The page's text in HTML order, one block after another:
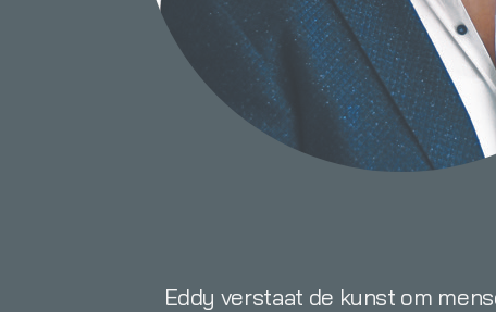
Eddy verstaat de kunst om